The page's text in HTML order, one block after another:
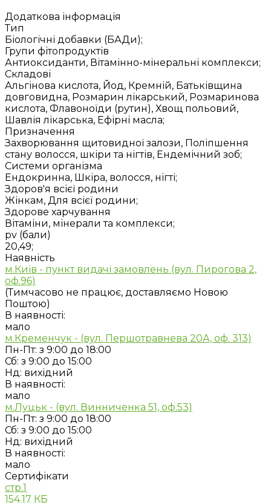
Додаткова інформація
Тип
Біологічні добавки (БАДи);
Групи фітопродуктів
Антиоксиданти, Вітамінно-мінеральні комплекси;
Складові
Альгінова кислота, Йод, Кремній, Батьківщина
довговидна, Розмарин лікарський, Розмаринова
кислота, Флавоноїди (рутин), Хвощ польовий,
Шавлія лікарська, Ефірні масла;
Призначення
Захворювання щитовидної залози, Поліпшення
стану волосся, шкіри та нігтів, Ендемічний зоб;
Системи організма
Ендокринна, Шкіра, волосся, нігті;
Здоров'я всієї родини
Жінкам, Для всієї родини;
Здорове харчування
Вітаміни, мінерали та комплекси;
pv (бали)
20,49;
Наявність
м.Київ - пункт видачі замовлень (вул. Пирогова 2,
оф.96)
(Тимчасово не працює, доставляємо Новою
Поштою)
В наявності:
мало
м.Кременчук - (вул. Першотравнева 20А, оф. 313)
Пн-Пт: з 9:00 до 18:00
Сб: з 9:00 до 15:00
Нд: вихідний
В наявності:
мало
м.Луцьк - (вул. Винниченка 51, оф.53)
Пн-Пт: з 9:00 до 18:00
Сб: з 9:00 до 15:00
Нд: вихідний
В наявності:
мало
Сертифікати
стр.1
154.17 КБ